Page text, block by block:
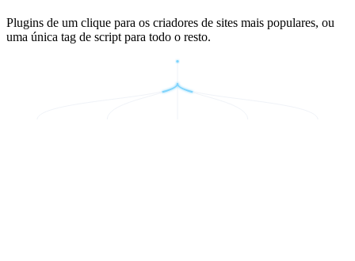
Plugins de um clique para os criadores de sites mais populares, ou
uma única tag de script para todo o resto.